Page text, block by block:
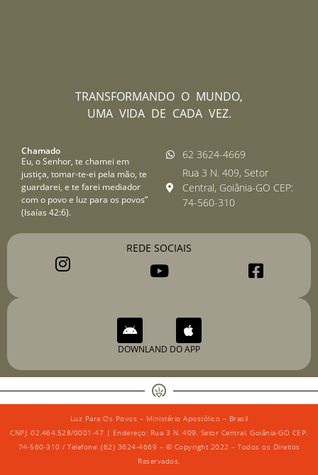
TRANSFORMANDO O MUNDO,
UMA VIDA DE CADA VEZ.
Chamado
Eu, o Senhor, te chamei em
justiça, tomar-te-ei pela mão, te
guardarei, e te farei mediador
com o povo e luz para os povos”
(Isaías 42:6).
62 3624-4669
Rua 3 N. 409, Setor
Central, Goiânia-GO CEP:
74-560-310
REDE SOCIAIS
DOWNLAND DO APP
Luz Para Os Povos – Ministério Apostólico – Brasil
CNPJ: 02.464.528/0001-47 | Endereço: Rua 3 N. 409, Setor Central, Goiânia-GO CEP:
74-560-310 / Telefone: (62) 3624-4669 – © Copyright 2022 – Todos os Direitos
Reservados.